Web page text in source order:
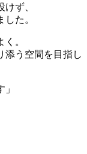
ず、
た。
。
添う空間を目指し